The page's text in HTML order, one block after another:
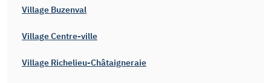
Village Buzenval
Village Centre-ville
Village Richelieu-Châtaigneraie